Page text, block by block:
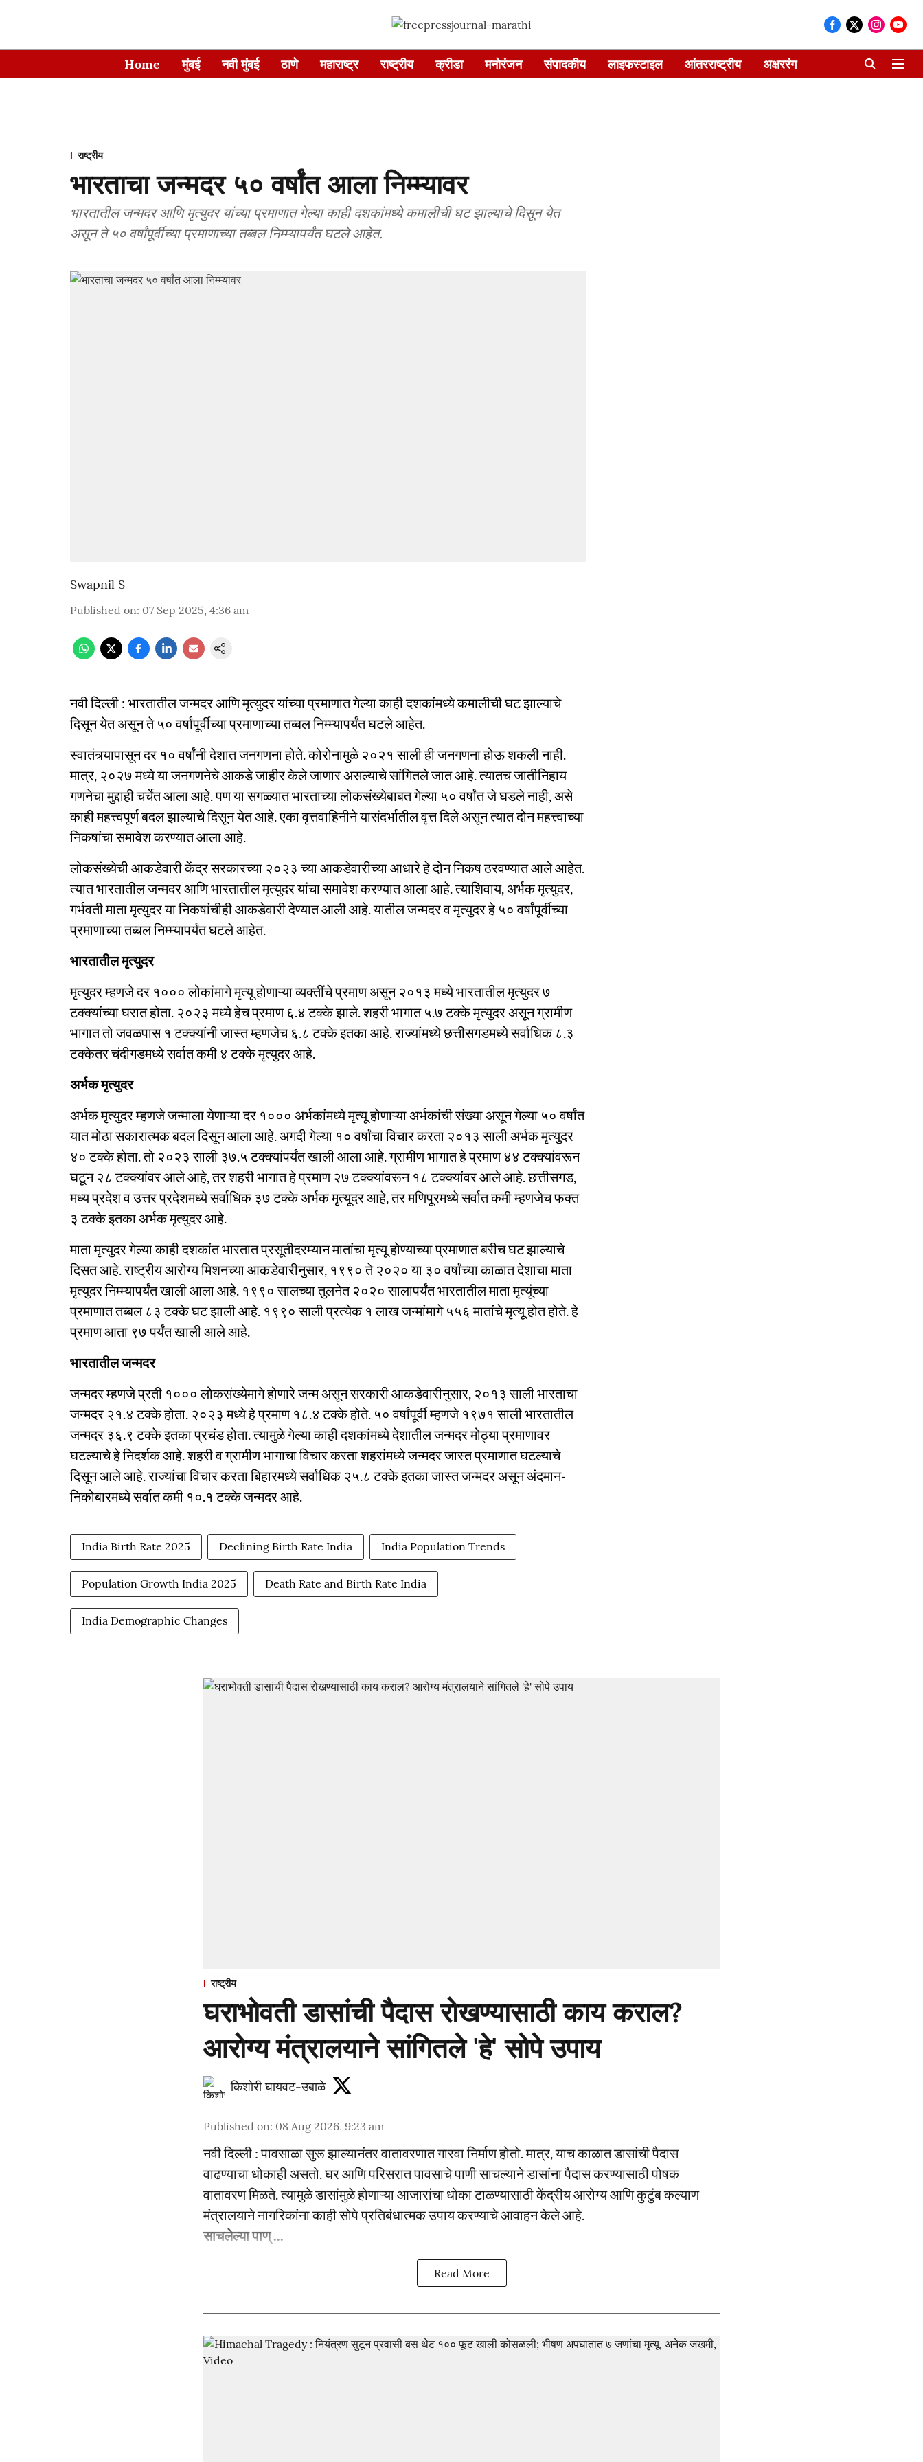
Home मुंबई नवी मुंबई ठाणे महाराष्ट्र राष्ट्रीय क्रीडा मनोरंजन संपादकीय लाइफस्टाइल आंतरराष्ट्रीय अक्षररंग
राष्ट्रीय
भारताचा जन्मदर ५० वर्षांत आला निम्म्यावर
भारतातील जन्मदर आणि मृत्युदर यांच्या प्रमाणात गेल्या काही दशकांमध्ये कमालीची घट झाल्याचे दिसून येत
असून ते ५० वर्षांपूर्वीच्या प्रमाणाच्या तब्बल निम्म्यापर्यंत घटले आहेत.
Swapnil S
Published on: 07 Sep 2025, 4:36 am
नवी दिल्ली : भारतातील जन्मदर आणि मृत्युदर यांच्या प्रमाणात गेल्या काही दशकांमध्ये कमालीची घट झाल्याचे
दिसून येत असून ते ५० वर्षांपूर्वीच्या प्रमाणाच्या तब्बल निम्म्यापर्यंत घटले आहेत.
स्वातंत्र्यापासून दर १० वर्षांनी देशात जनगणना होते. कोरोनामुळे २०२१ साली ही जनगणना होऊ शकली नाही.
मात्र, २०२७ मध्ये या जनगणनेचे आकडे जाहीर केले जाणार असल्याचे सांगितले जात आहे. त्यातच जातीनिहाय
गणनेचा मुद्दाही चर्चेत आला आहे. पण या सगळ्यात भारताच्या लोकसंख्येबाबत गेल्या ५० वर्षांत जे घडले नाही, असे
काही महत्त्वपूर्ण बदल झाल्याचे दिसून येत आहे. एका वृत्तवाहिनीने यासंदर्भातील वृत्त दिले असून त्यात दोन महत्त्वाच्या
निकषांचा समावेश करण्यात आला आहे.
लोकसंख्येची आकडेवारी केंद्र सरकारच्या २०२३ च्या आकडेवारीच्या आधारे हे दोन निकष ठरवण्यात आले आहेत.
त्यात भारतातील जन्मदर आणि भारतातील मृत्युदर यांचा समावेश करण्यात आला आहे. त्याशिवाय, अर्भक मृत्युदर,
गर्भवती माता मृत्युदर या निकषांचीही आकडेवारी देण्यात आली आहे. यातील जन्मदर व मृत्युदर हे ५० वर्षांपूर्वीच्या
प्रमाणाच्या तब्बल निम्म्यापर्यंत घटले आहेत.
भारतातील मृत्युदर
मृत्युदर म्हणजे दर १००० लोकांमागे मृत्यू होणाऱ्या व्यक्तींचे प्रमाण असून २०१३ मध्ये भारतातील मृत्युदर ७
टक्क्यांच्या घरात होता. २०२३ मध्ये हेच प्रमाण ६.४ टक्के झाले. शहरी भागात ५.७ टक्के मृत्युदर असून ग्रामीण
भागात तो जवळपास १ टक्क्यांनी जास्त म्हणजेच ६.८ टक्के इतका आहे. राज्यांमध्ये छत्तीसगडमध्ये सर्वाधिक ८.३
टक्केतर चंदीगडमध्ये सर्वात कमी ४ टक्के मृत्युदर आहे.
अर्भक मृत्युदर
अर्भक मृत्युदर म्हणजे जन्माला येणाऱ्या दर १००० अर्भकांमध्ये मृत्यू होणाऱ्या अर्भकांची संख्या असून गेल्या ५० वर्षांत
यात मोठा सकारात्मक बदल दिसून आला आहे. अगदी गेल्या १० वर्षांचा विचार करता २०१३ साली अर्भक मृत्युदर
४० टक्के होता. तो २०२३ साली ३७.५ टक्क्यांपर्यंत खाली आला आहे. ग्रामीण भागात हे प्रमाण ४४ टक्क्यांवरून
घटून २८ टक्क्यांवर आले आहे, तर शहरी भागात हे प्रमाण २७ टक्क्यांवरून १८ टक्क्यांवर आले आहे. छत्तीसगड,
मध्य प्रदेश व उत्तर प्रदेशमध्ये सर्वाधिक ३७ टक्के अर्भक मृत्यूदर आहे, तर मणिपूरमध्ये सर्वात कमी म्हणजेच फक्त
३ टक्के इतका अर्भक मृत्युदर आहे.
माता मृत्युदर गेल्या काही दशकांत भारतात प्रसूतीदरम्यान मातांचा मृत्यू होण्याच्या प्रमाणात बरीच घट झाल्याचे
दिसत आहे. राष्ट्रीय आरोग्य मिशनच्या आकडेवारीनुसार, १९९० ते २०२० या ३० वर्षांच्या काळात देशाचा माता
मृत्युदर निम्म्यापर्यंत खाली आला आहे. १९९० सालच्या तुलनेत २०२० सालापर्यंत भारतातील माता मृत्यूंच्या
प्रमाणात तब्बल ८३ टक्के घट झाली आहे. १९९० साली प्रत्येक १ लाख जन्मांमागे ५५६ मातांचे मृत्यू होत होते. हे
प्रमाण आता ९७ पर्यंत खाली आले आहे.
भारतातील जन्मदर
जन्मदर म्हणजे प्रती १००० लोकसंख्येमागे होणारे जन्म असून सरकारी आकडेवारीनुसार, २०१३ साली भारताचा
जन्मदर २१.४ टक्के होता. २०२३ मध्ये हे प्रमाण १८.४ टक्के होते. ५० वर्षांपूर्वी म्हणजे १९७१ साली भारतातील
जन्मदर ३६.९ टक्के इतका प्रचंड होता. त्यामुळे गेल्या काही दशकांमध्ये देशातील जन्मदर मोठ्या प्रमाणावर
घटल्याचे हे निदर्शक आहे. शहरी व ग्रामीण भागाचा विचार करता शहरांमध्ये जन्मदर जास्त प्रमाणात घटल्याचे
दिसून आले आहे. राज्यांचा विचार करता बिहारमध्ये सर्वाधिक २५.८ टक्के इतका जास्त जन्मदर असून अंदमान-
निकोबारमध्ये सर्वात कमी १०.१ टक्के जन्मदर आहे.
India Birth Rate 2025 Declining Birth Rate India India Population Trends
Population Growth India 2025 Death Rate and Birth Rate India
India Demographic Changes
राष्ट्रीय
घराभोवती डासांची पैदास रोखण्यासाठी काय कराल?
आरोग्य मंत्रालयाने सांगितले 'हे' सोपे उपाय
किशोरी घायवट-उबाळे
Published on: 08 Aug 2026, 9:23 am
नवी दिल्ली : पावसाळा सुरू झाल्यानंतर वातावरणात गारवा निर्माण होतो. मात्र, याच काळात डासांची पैदास
वाढण्याचा धोकाही असतो. घर आणि परिसरात पावसाचे पाणी साचल्याने डासांना पैदास करण्यासाठी पोषक
वातावरण मिळते. त्यामुळे डासांमुळे होणाऱ्या आजारांचा धोका टाळण्यासाठी केंद्रीय आरोग्य आणि कुटुंब कल्याण
मंत्रालयाने नागरिकांना काही सोपे प्रतिबंधात्मक उपाय करण्याचे आवाहन केले आहे.
साचलेल्या पाण् ...
Read More